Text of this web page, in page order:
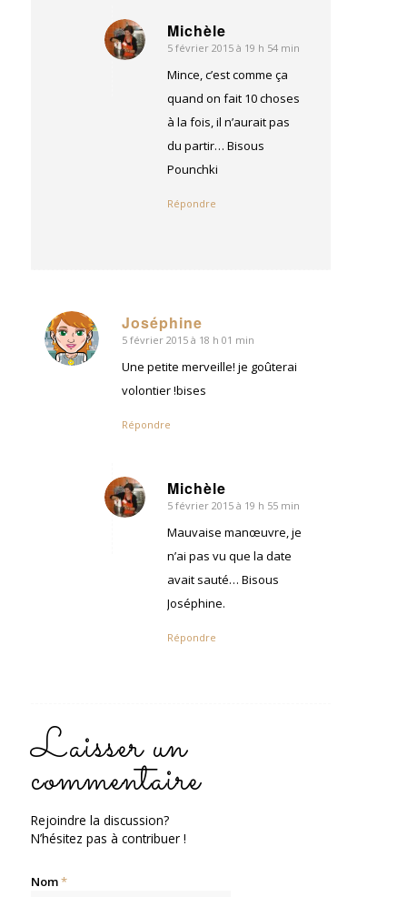
Michèle
dit
5 février 2015 à 19 h 54 min
Mince, c’est comme ça
quand on fait 10 choses
à la fois, il n’aurait pas
du partir… Bisous
Pounchki
Répondre
Joséphine
dit
:
5 février 2015 à 18 h 01 min
Une petite merveille! je goûterai
volontier !bises
Répondre
Michèle
dit
5 février 2015 à 19 h 55 min
Mauvaise manœuvre, je
n’ai pas vu que la date
avait sauté… Bisous
Joséphine.
Répondre
Laisser un
commentaire
Rejoindre la discussion?
N’hésitez pas à contribuer !
Nom*